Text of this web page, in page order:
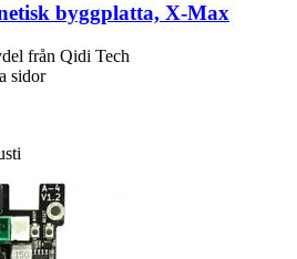
byggplatta, X-​Max
från Qidi Tech
sidor